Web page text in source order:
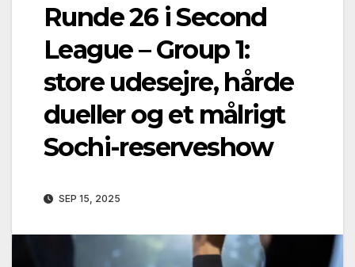
Runde 26 i Second
League – Group 1:
store udesejre, hårde
dueller og et målrigt
Sochi-reserveshow
SEP 15, 2025